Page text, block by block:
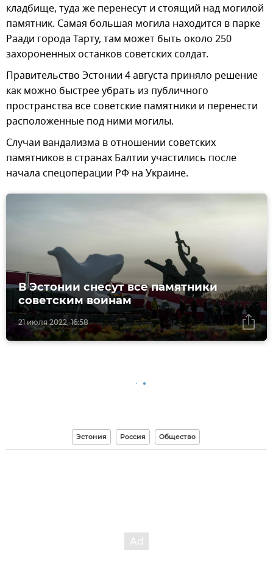
кладбище, туда же перенесут и стоящий над могилой
памятник. Самая большая могила находится в парке
Раади города Тарту, там может быть около 250
захороненных останков советских солдат.
Правительство Эстонии 4 августа приняло решение
как можно быстрее убрать из публичного
пространства все советские памятники и перенести
расположенные под ними могилы.
Случаи вандализма в отношении советских
памятников в странах Балтии участились после
начала спецоперации РФ на Украине.
21 июля 2022, 16:58
В Эстонии снесут все памятники
советским воинам
Эстония Россия Общество